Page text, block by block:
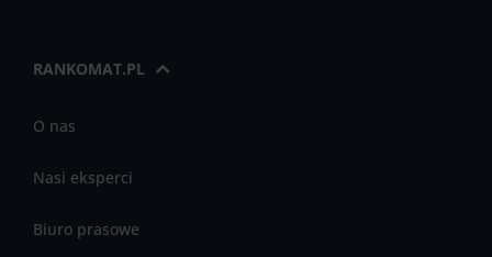
RANKOMAT.PL
O nas
Nasi eksperci
Biuro prasowe